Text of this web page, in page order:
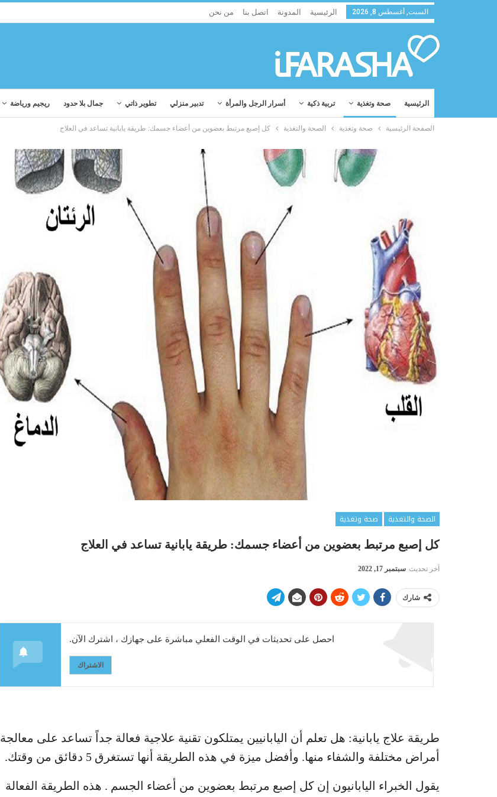
السبت, أغسطس 8, 2026 الرئيسية المدونة اتصل بنا من نحن
الرئيسية صحة وتغذية تربية ذكية أسرار الرجل والمرأة تدبير منزلي تطوير ذاتي جمال بلا حدود ريجيم ورياضة
الصفحة الرئيسية صحة وتغذية الصحة والتغذية كل إصبع مرتبط بعضوين من أعضاء جسمك: طريقة يابانية تساعد في العلاج
الصحة والتغذية
صحة وتغذية
كل إصبع مرتبط بعضوين من أعضاء جسمك: طريقة يابانية تساعد في العلاج
آخر تحديث سبتمبر 17, 2022
شارك
احصل على تحديثات في الوقت الفعلي مباشرة على جهازك ، اشترك الآن.
الاشتراك
طريقة علاج يابانية: هل تعلم أن اليابانيين يمتلكون تقنية علاجية فعالة جداً تساعد على معالجة
أمراض مختلفة والشفاء منها. وأفضل ميزة في هذه الطريقة أنها تستغرق 5 دقائق من وقتك.
يقول الخبراء اليابانيون إن كل إصبع مرتبط بعضوين من أعضاء الجسم . هذه الطريقة الفعالة